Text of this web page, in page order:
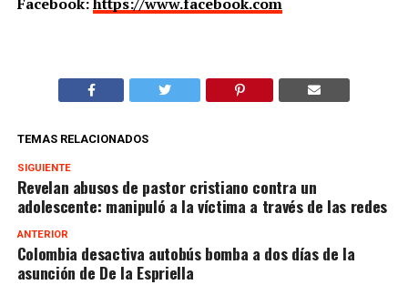
TEMAS RELACIONADOS
SIGUIENTE
Revelan abusos de pastor cristiano contra un
adolescente: manipuló a la víctima a través de las redes
ANTERIOR
Colombia desactiva autobús bomba a dos días de la
asunción de De la Espriella